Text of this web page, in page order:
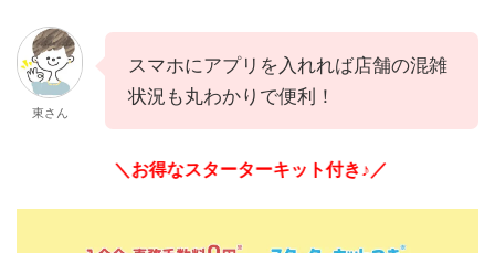
東さん
スマホにアプリを入れれば店舗の混雑
状況も丸わかりで便利！
＼お得なスターターキット付き♪／